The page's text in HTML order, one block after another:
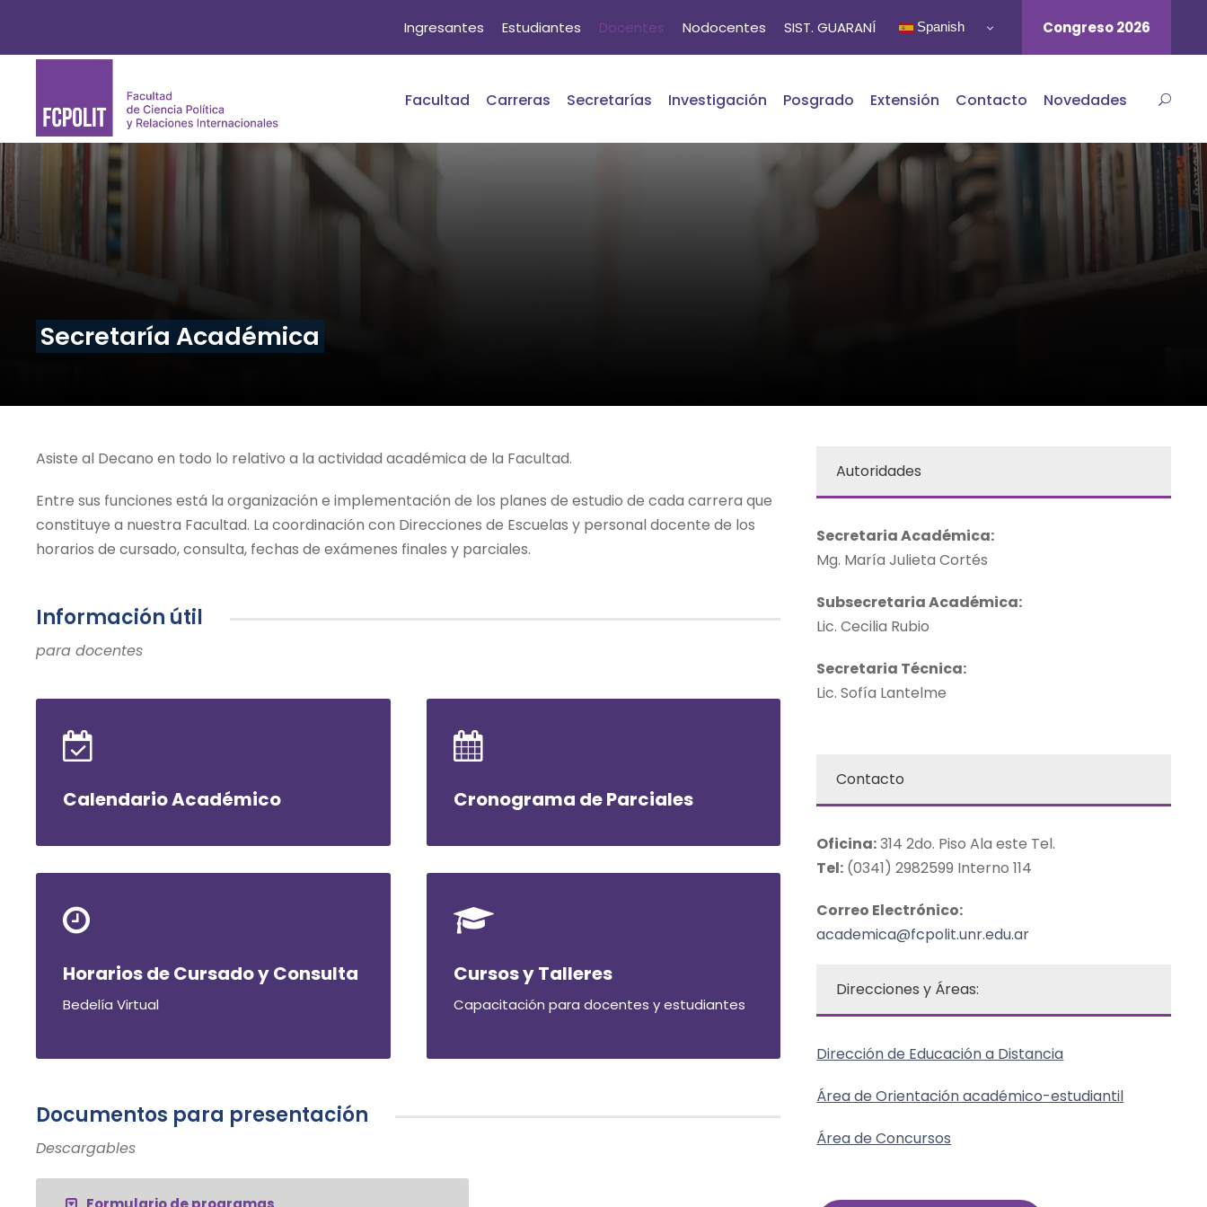
Ingresantes Estudiantes Docentes Nodocentes SIST. GUARANÍ Spanish Congreso 2026
Facultad Carreras Secretarías Investigación Posgrado Extensión Contacto Novedades
Secretaría Académica
Asiste al Decano en todo lo relativo a la actividad académica de la Facultad.
Entre sus funciones está la organización e implementación de los planes de estudio de cada carrera que
constituye a nuestra Facultad. La coordinación con Direcciones de Escuelas y personal docente de los
horarios de cursado, consulta, fechas de exámenes finales y parciales.
Información útil
para docentes
Calendario Académico Cronograma de Parciales
Horarios de Cursado y Consulta
Bedelía Virtual
Cursos y Talleres
Capacitación para docentes y estudiantes
Documentos para presentación
Descargables
Autoridades
Secretaria Académica:
Mg. María Julieta Cortés
Subsecretaria Académica:
Lic. Cecilia Rubio
Secretaria Técnica:
Lic. Sofía Lantelme
Contacto
Oficina:314 2do. Piso Ala este Tel.
Tel: (0341) 2982599 Interno 114
Correo Electrónico:
academica@fcpolit.unr.edu.ar
Direcciones y Áreas:
Dirección de Educación a Distancia
Área de Orientación académico-estudiantil
Área de Concursos